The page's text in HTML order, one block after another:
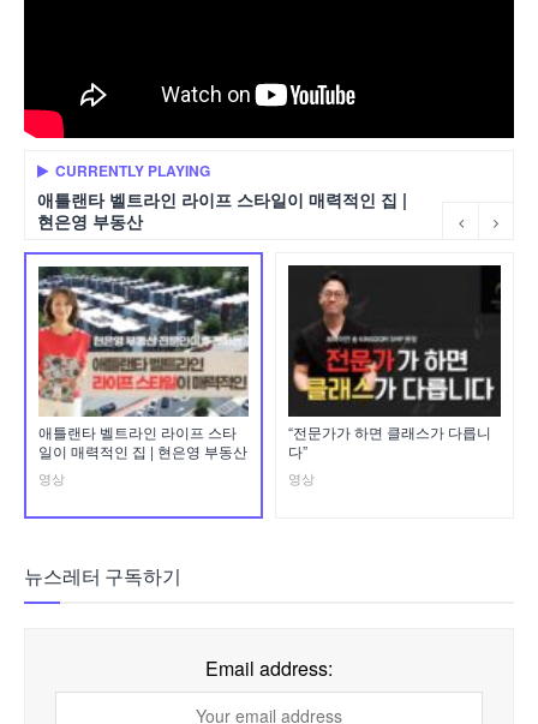
CURRENTLY PLAYING
애틀랜타 벨트라인 라이프 스타일이 매력적인 집 |
현은영 부동산
애틀랜타 벨트라인 라이프 스타
일이 매력적인 집 | 현은영 부동산
영상
“전문가가 하면 클래스가 다릅니
다”
영상
뉴스레터 구독하기
Email address: